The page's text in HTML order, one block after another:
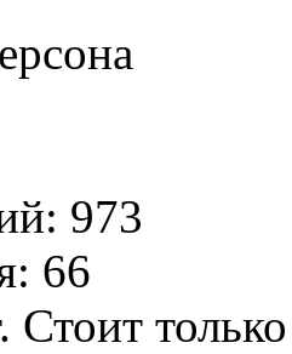
973
66
Стоит